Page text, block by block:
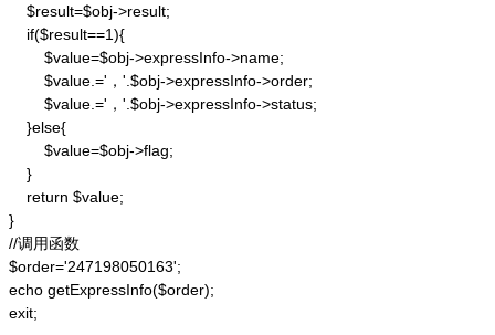
    $result=$obj->result;
    if($result==1){
        $value=$obj->expressInfo->name;
        $value.='，'.$obj->expressInfo->order;
        $value.='，'.$obj->expressInfo->status;
    }else{
        $value=$obj->flag;
    }
    return $value;
}
//调用函数
$order='247198050163';
echo getExpressInfo($order);
exit;